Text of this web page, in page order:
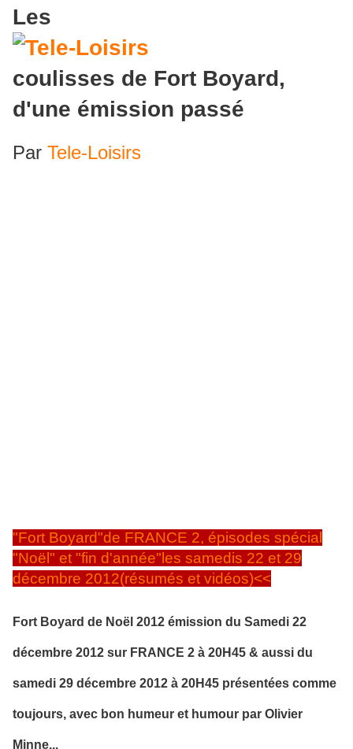
Les
coulisses de Fort Boyard,
d'une émission passé
Par Tele-Loisirs
"Fort Boyard"de FRANCE 2, épisodes spécial
"Noël" et "fin d'année"les samedis 22 et 29
décembre 2012(résumés et vidéos)<<
Fort Boyard de Noël 2012 émission du Samedi 22
décembre 2012 sur FRANCE 2 à 20H45 & aussi du
samedi 29 décembre 2012 à 20H45 présentées comme
toujours, avec bon humeur et humour par Olivier
Minne...